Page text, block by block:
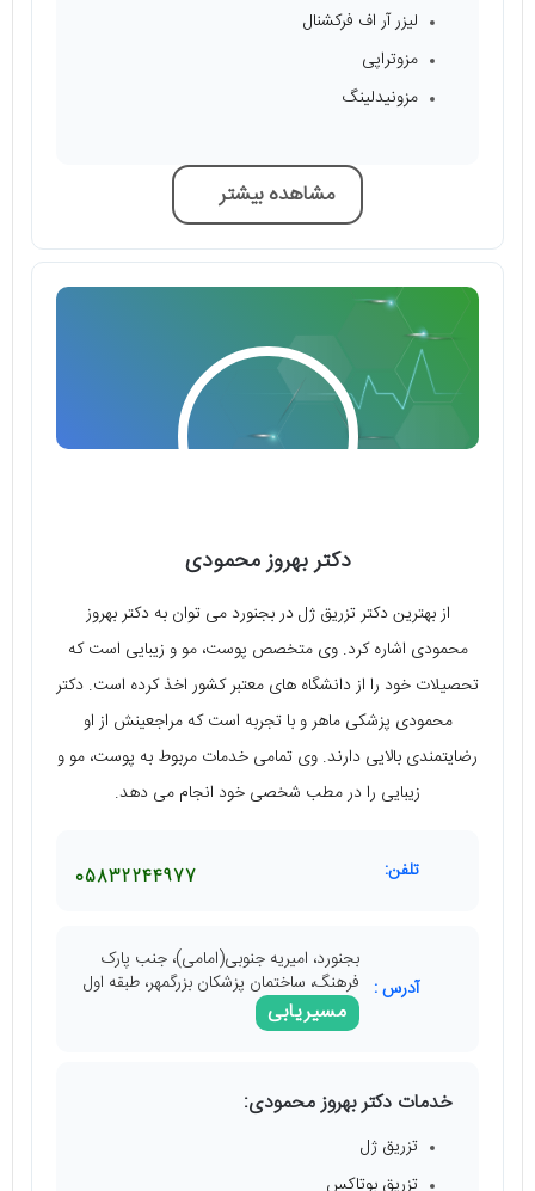
لیزر آر اف فرکشنال
مزوتراپی
مزونیدلینگ
مشاهده بیشتر
دکتر بهروز محمودی
از بهترین دکتر تزریق ژل در بجنورد می توان به دکتر بهروز
محمودی اشاره کرد. وی متخصص پوست، مو و زیبایی است که
تحصیلات خود را از دانشگاه های معتبر کشور اخذ کرده است. دکتر
محمودی پزشکی ماهر و با تجربه است که مراجعینش از او
رضایتمندی بالایی دارند. وی تمامی خدمات مربوط به پوست، مو و
زیبایی را در مطب شخصی خود انجام می دهد.
تلفن: 05832244977
آدرس :
بجنورد، امیریه جنوبی(امامی)، جنب پارک
فرهنگ، ساختمان پزشکان بزرگمهر، طبقه اول
مسیریابی
خدمات دکتر بهروز محمودی:
تزریق ژل
تزریق بوتاکس